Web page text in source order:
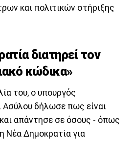
και πολιτικών στήριξης
διατηρεί τον
κώδικα»
του, ο υπουργός
Ασύλου δήλωσε πως είναι
και απάντησε σε όσους - όπως
Νέα Δημοκρατία για